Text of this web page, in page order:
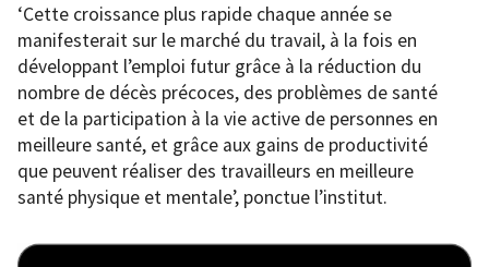
‘Cette croissance plus rapide chaque année se
manifesterait sur le marché du travail, à la fois en
développant l’emploi futur grâce à la réduction du
nombre de décès précoces, des problèmes de santé
et de la participation à la vie active de personnes en
meilleure santé, et grâce aux gains de productivité
que peuvent réaliser des travailleurs en meilleure
santé physique et mentale’, ponctue l’institut.